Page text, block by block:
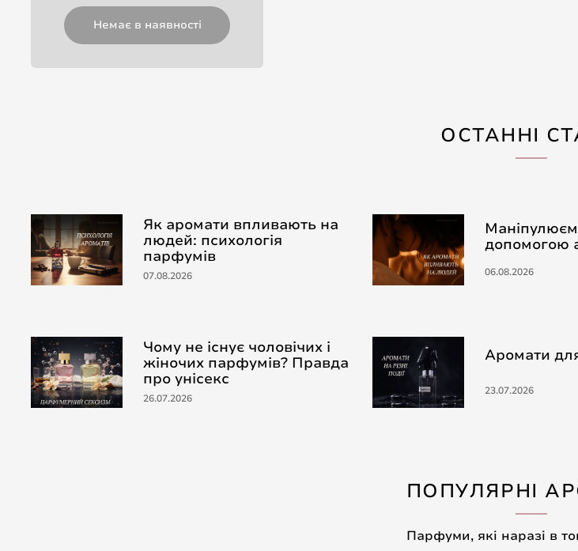
Немає в наявності
ОСТАННІ
Як аромати впливають на
людей: психологія
парфумів
07.08.2026
допомогою
06.08.2026
Чому не існує чоловічих і
жіночих парфумів? Правда
про унісекс
26.07.2026
Аромати
23.07.2026
ПОПУЛЯРНІ
Парфуми, які наразі в